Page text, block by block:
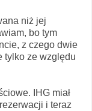
niż jej
bo tym
z czego dwie
tylko ze względu
IHG miał
i teraz